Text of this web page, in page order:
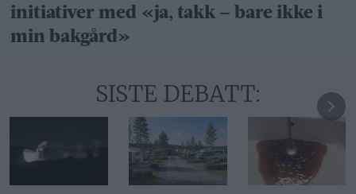
initiativer med «ja, takk – bare ikke i
min bakgård»
SISTE DEBATT: